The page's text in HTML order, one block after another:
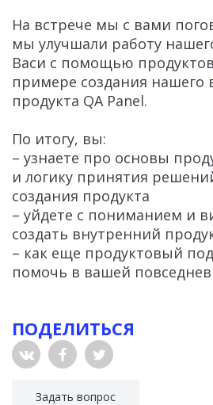
На встрече мы с вами
мы улучшали работу
Васи с помощью
примере создания нашего
продукта QA Panel.
По итогу, вы:
– узнаете про основы
и логику принятия
создания продукта
– уйдете с пониманием и
создать внутренний
– как еще продуктовый
помочь в вашей
ПОДЕЛИТЬСЯ
Задать вопрос